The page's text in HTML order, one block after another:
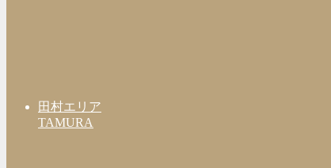
田村エリア
TAMURA